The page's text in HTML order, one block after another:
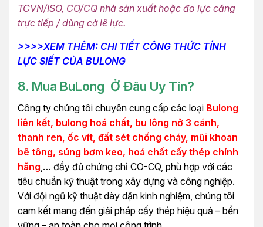
TCVN/ISO, CO/CQ nhà sản xuất hoặc đo lực căng
trực tiếp / dùng cờ lê lực.
>>>>XEM THÊM: CHI TIẾT CÔNG THỨC TÍNH
LỰC SIẾT CỦA BULONG
8. Mua BuLong Ở Đâu Uy Tín?
Công ty chúng tôi chuyên cung cấp các loại Bulong
liên kết, bulong hoá chất, bu lông nở 3 cánh,
thanh ren, ốc vít, đất sét chống cháy, mũi khoan
bê tông, súng bơm keo, hoá chất cấy thép chính
hãng ,… đầy đủ chứng chỉ CO-CQ, phù hợp với các
tiêu chuẩn kỹ thuật trong xây dựng và công nghiệp.
Với đội ngũ kỹ thuật dày dặn kinh nghiệm, chúng tôi
cam kết mang đến giải pháp cấy thép hiệu quả – bền